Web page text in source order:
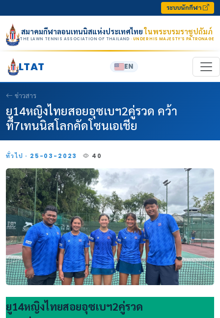
ระบบนักกีฬา
สมาคมกีฬาลอนเทนนิสแห่งประเทศไทยในพระบรมราชูปถัมภ์
THE LAWN TENNIS ASSOCIATION OF THAILAND · UNDER HIS MAJESTY’S PATRONAGE
LTAT EN
ข่าวสาร
ยู14หญิงไทยสอยอุซเบฯ2คู่รวด คว้า
ที่7เทนนิสโลกคัดโซนเอเชีย
ทั่วไป · 25-03-2023 40
ยู14หญิงไทยสอยอุซเบฯ2คู่รวด